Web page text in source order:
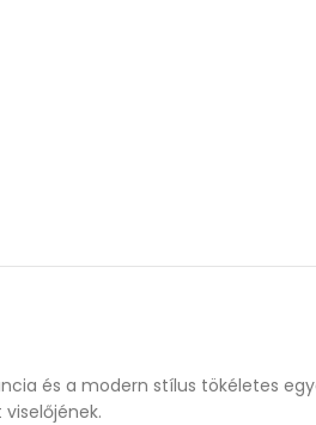
és a modern stílus tökéletes